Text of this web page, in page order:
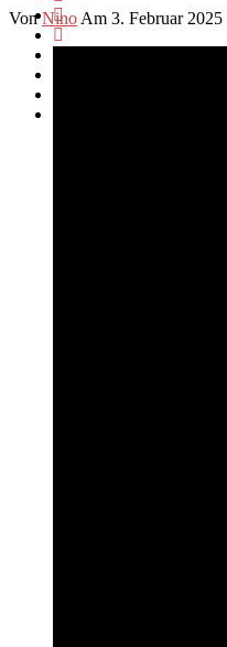
VonNino Am 3. Februar 2025